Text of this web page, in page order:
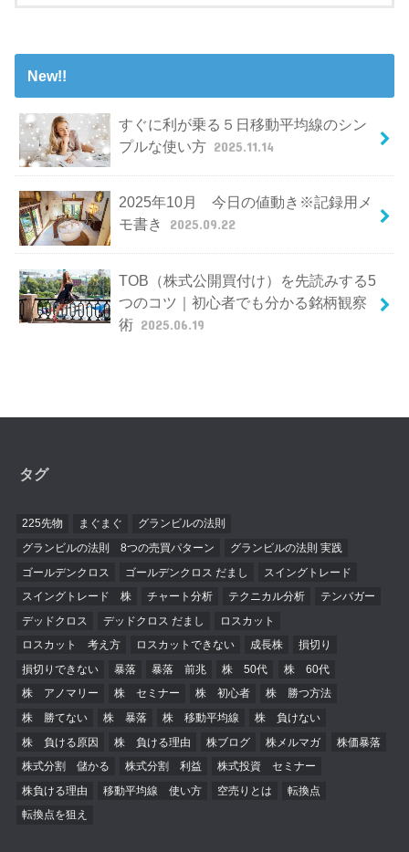
New!!
すぐに利が乗る５日移動平均線のシン
プルな使い方 2025.11.14
2025年10月 今日の値動き※記録用メ
モ書き
2025.09.22
TOB（株式公開買付け）を先読みする5
つのコツ｜初心者でも分かる銘柄観察
術 2025.06.19
タグ
225先物 まぐまぐ
グランビルの法則
グランビルの法則 8つの売買パターン
グランビルの法則 実践
ゴールデンクロス
ゴールデンクロス だまし
スイングトレード
スイングトレード 株
チャート分析 テクニカル分析
テンバガー
デッドクロス
デッドクロス だまし
ロスカット
ロスカット 考え方
ロスカットできない 成長株
損切り
損切りできない
暴落 暴落 前兆 株 50代
株 60代
株 アノマリー
株 セミナー 株 初心者
株 勝つ方法
株 勝てない
株 暴落 株 移動平均線
株 負けない
株 負ける原因
株 負ける理由 株ブログ 株メルマガ
株価暴落
株式分割 儲かる
株式分割 利益
株式投資 セミナー
株負ける理由
移動平均線 使い方 空売りとは
転換点
転換点を狙え